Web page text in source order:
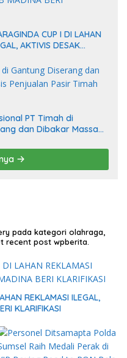
CUP I DI LAHAN
AKTIVIS DESAK
PT Timah di
dan Dibakar Massa
Pemicu
pada kategori olahraga,
recent post wpberita.
REKLAMASI ILEGAL,
KLARIFIKASI